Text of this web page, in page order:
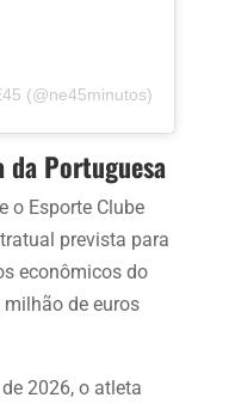
(@ne45minutos)
Portuguesa
o Esporte Clube
prevista para
econômicos do
milhão de euros
2026, o atleta